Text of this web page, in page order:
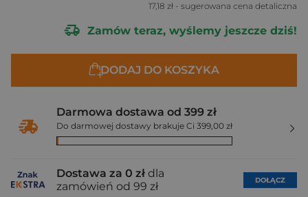
17,18 zł - sugerowana cena detaliczna
Zamów teraz, wyślemy jeszcze dziś!
DODAJ DO KOSZYKA
Darmowa dostawa od 399 zł
Do darmowej dostawy brakuje Ci 399,00 zł
Dostawa za 0 zł dla
zamówień od 99 zł
DOŁĄCZ